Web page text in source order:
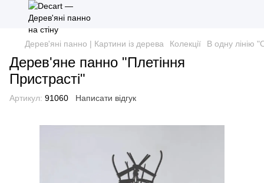
Дерев'яні панно | Картини із дерева Колекції В одну лінію
Дерев'яне панно "Плетіння
Пристрасті"
Артикул: 91060 Написати відгук